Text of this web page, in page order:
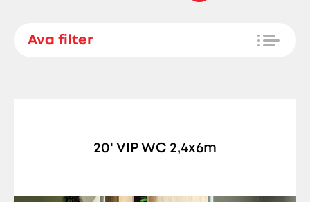
Ava filter
20' VIP WC 2,4x6m